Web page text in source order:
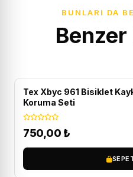
BUNLARI DA
Tex Xbyc 961 Bisiklet
Koruma Seti
750,00 ₺